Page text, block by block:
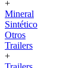
+
Mineral
Sintético
Otros
Trailers
+